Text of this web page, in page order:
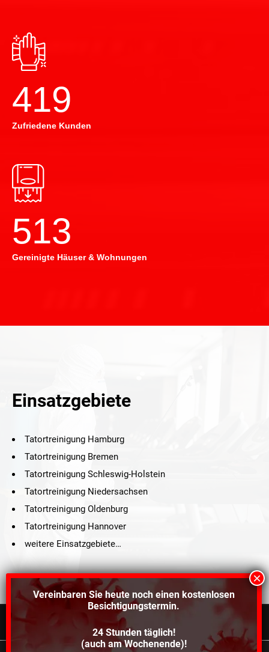
420
Zufriedene Kunden
514
Gereinigte Häuser & Wohnungen
Einsatzgebiete
Tatortreinigung Hamburg
Tatortreinigung Bremen
Tatortreinigung Schleswig-Holstein
Tatortreinigung Niedersachsen
Tatortreinigung Oldenburg
Tatortreinigung Hannover
weitere Einsatzgebiete…
©2021 Schröders Service Team Nord, All Rights Reserved.
Vereinbaren Sie heute noch einen kostenlosen
Besichtigungstermin.
24 Stunden täglich!
(auch am Wochenende)!